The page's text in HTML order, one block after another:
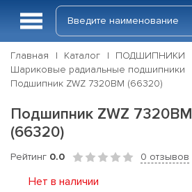
Главная Каталог
ПОДШИПНИКИ
Шариковые радиальные подшипники
Подшипник ZWZ 7320BM (66320)
Подшипник ZWZ 7320BM
(66320)
Рейтинг 0.0 0 отзывов
Нет в наличии